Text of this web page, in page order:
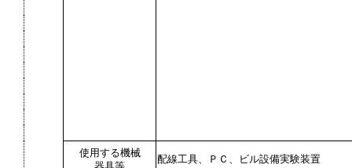
使用する機械
配線工具、ＰＣ、ビル設備実験装置